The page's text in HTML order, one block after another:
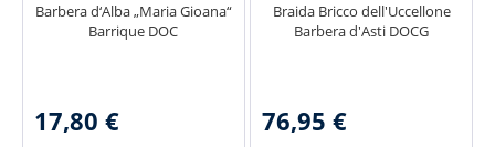
Barbera d‘Alba „Maria Gioana“
Barrique DOC
17,80 €
Braida Bricco dell'Uccellone
Barbera d'Asti DOCG
76,95 €